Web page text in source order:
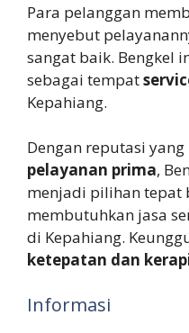
Para pelanggan
menyebut
sangat baik. Bengkel
sebagai tempat
Kepahiang.
Dengan reputasi
pelayanan prima,
menjadi pilihan tepat
membutuhkan jasa
di Kepahiang.
ketepatan dan
Informasi